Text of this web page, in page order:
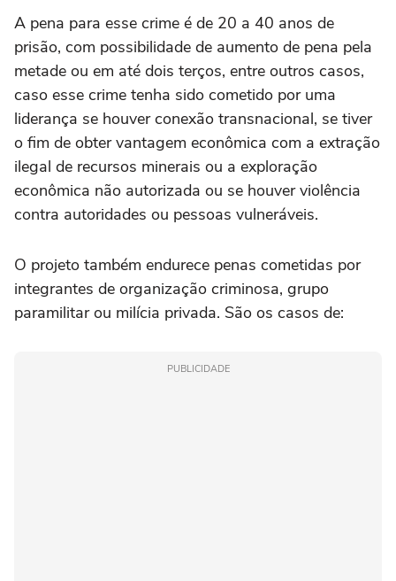
A pena para esse crime é de 20 a 40 anos de
prisão, com possibilidade de aumento de pena pela
metade ou em até dois terços, entre outros casos,
caso esse crime tenha sido cometido por uma
liderança se houver conexão transnacional, se tiver
o fim de obter vantagem econômica com a extração
ilegal de recursos minerais ou a exploração
econômica não autorizada ou se houver violência
contra autoridades ou pessoas vulneráveis.
O projeto também endurece penas cometidas por
integrantes de organização criminosa, grupo
paramilitar ou milícia privada. São os casos de:
PUBLICIDADE